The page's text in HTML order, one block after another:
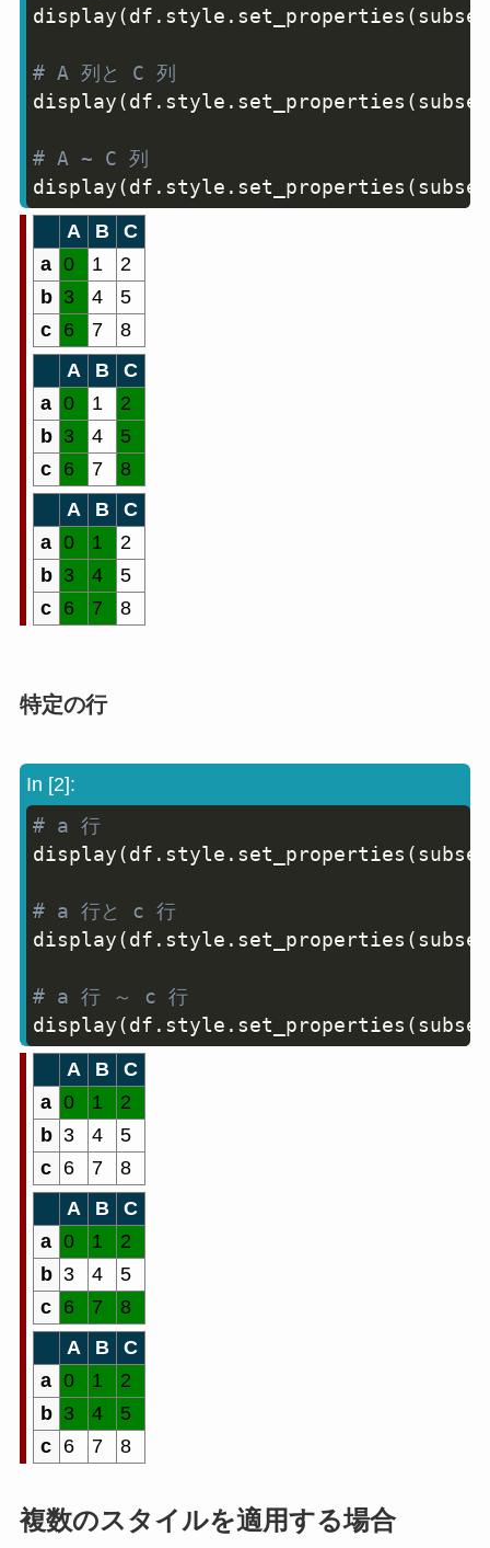
display(df . style . set_properties (subset
# A 列と C 列
display(df . style . set_properties (subset
# A ~ C 列
display(df . style . set_properties (subset
A B
C
a 0 1
2
b 3 4
5
c
6 7
8
A
B
C
a 0 1
2
b 3 4
5
c
6 7
8
A
B
C
a 0 1
2
b 3 4
5
c
6 7 8
特定の行
In [2]:
# a 行
display(df . style . set_properties (subset
# a 行と c 行
display(df . style . set_properties (subset
# a 行 ～ c 行
display(df . style . set_properties (subset
A B
C
a 0 1
2
b 3 4
5
c
6 7
8
A
B
C
a 0 1
2
b 3 4
5
c
6 7
8
A
B
C
a 0 1
2
b 3 4
5
c
6 7 8
複数のスタイルを適用する場合